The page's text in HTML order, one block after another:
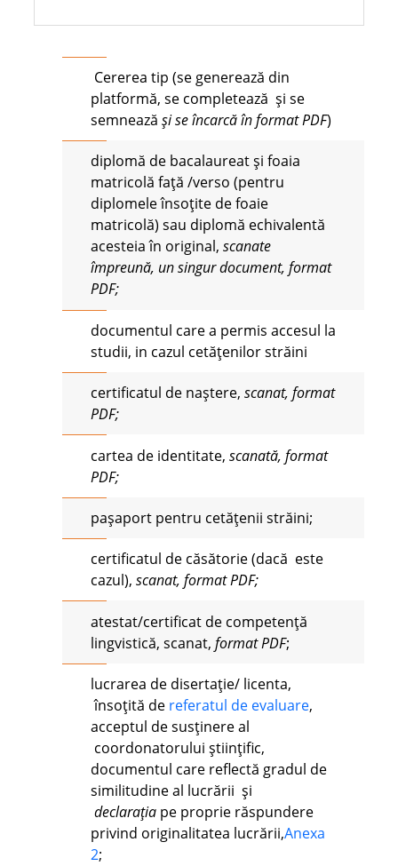
Cererea tip (se generează din
platformă, se completează și se
semnează și se încarcă în format PDF)
diplomă de bacalaureat și foaia
matricolă față /verso (pentru
diplomele însoțite de foaie
matricolă) sau diplomă echivalentă
acesteia în original, scanate
împreună, un singur document, format
PDF;
documentul care a permis accesul la
studii, in cazul cetățenilor străini
certificatul de naștere, scanat, format
PDF;
cartea de identitate, scanată, format
PDF;
pașaport pentru cetățenii străini;
certificatul de căsătorie (dacă este
cazul), scanat, format PDF;
atestat/certificat de competență
lingvistică, scanat, format PDF;
lucrarea de disertație/ licenta,
însoțită de referatul de evaluare,
acceptul de susținere al
coordonatorului științific,
documentul care reflectă gradul de
similitudine al lucrării și
declarația pe proprie răspundere
privind originalitatea lucrării,Anexa
2;